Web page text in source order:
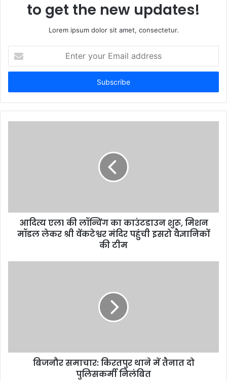
to get the new updates!
Lorem ipsum dolor sit amet, consectetur.
your
Email
आदित्य एल1 की लॉन्चिंग का काउंटडाउन शुरू, मिशन
मॉडल लेकर श्री वेंकटेश्वर मंदिर पहुंची इसरो वैज्ञानिकों
की टीम
बिजनौर समाचार: किरतपुर थाने में तैनात दो
पुलिसकर्मी निलंबित